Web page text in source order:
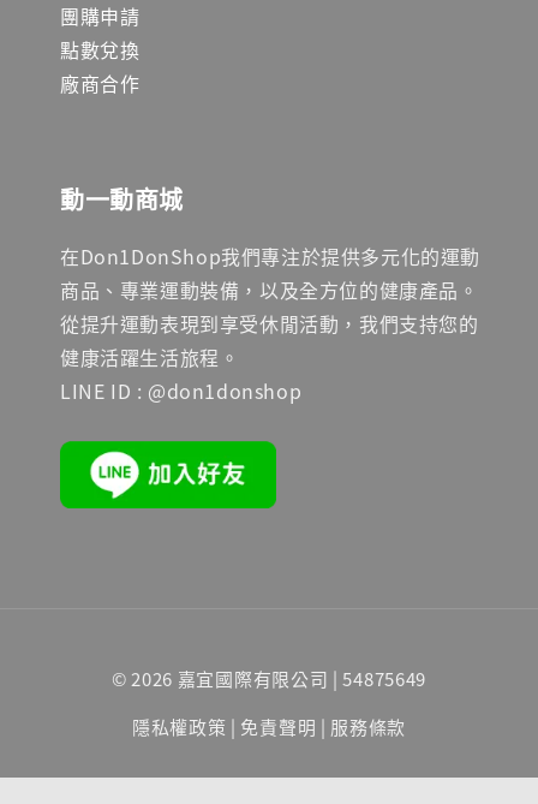
團購申請
點數兌換
廠商合作
動一動商城
在Don1DonShop我們專注於提供多元化的運動
商品、專業運動裝備，以及全方位的健康產品。
從提升運動表現到享受休閒活動，我們支持您的
健康活躍生活旅程。
LINE ID : @don1donshop
© 2026 嘉宜國際有限公司 | 54875649
隱私權政策 | 免責聲明 | 服務條款